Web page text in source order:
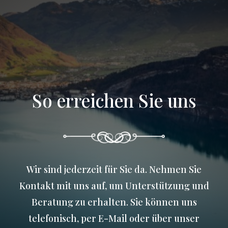
So erreichen Sie uns
Wir sind jederzeit für Sie da. Nehmen Sie
Kontakt mit uns auf, um Unterstützung und
Beratung zu erhalten. Sie können uns
telefonisch, per E-Mail oder über unser